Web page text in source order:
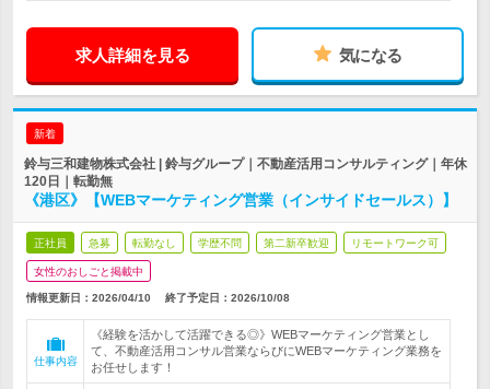
求人詳細を見る 気になる
新着
鈴与三和建物株式会社 | 鈴与グループ｜不動産活用コンサルティング｜年休
120日｜転勤無
《港区》【WEBマーケティング営業（インサイドセールス）】
正社員 急募 転勤なし 学歴不問 第二新卒歓迎 リモートワーク可
女性のおしごと掲載中
情報更新日：2026/04/10 終了予定日： 2026/10/08
仕事内容
《経験を活かして活躍できる◎》WEBマーケティング営業とし
て、不動産活用コンサル営業ならびにWEBマーケティング業務を
お任せします！